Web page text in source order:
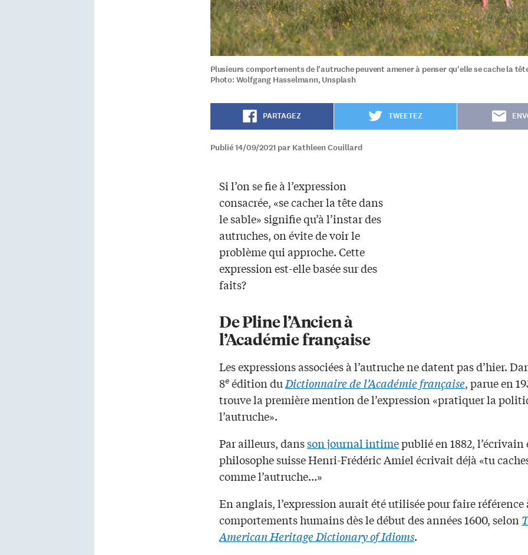
Plusieurs comportements de l'autruche peuvent amener à penser qu'elle se cache la
Photo: Wolfgang Hasselmann, Unsplash
PARTAGEZ TWEETEZ
Publié 14/09/2021 par Kathleen Couillard
Si l’on se fie à l’expression
consacrée, «se cacher la tête dans
le sable» signifie qu’à l’instar des
autruches, on évite de voir le
problème qui approche. Cette
expression est-elle basée sur des
faits?
De Plinel’Ancienà
l’Académie française
Les expressions associées à l’autruche ne datent pas d’hier.
8e édition du Dictionnaire de l’Académie française, parue en
trouve la première mention de l’expression «pratiquer la
l’autruche».
Par ailleurs, dansson journal intimepublié en 1882, l’écrivain
philosophe suisse Henri-Frédéric Amiel écrivait déjà «tu
comme l’autruche…»
En anglais, l’expression aurait été utilisée pour faire référence
comportements humains dès le début des années 1600, selon
American Heritage Dictionary of Idioms.